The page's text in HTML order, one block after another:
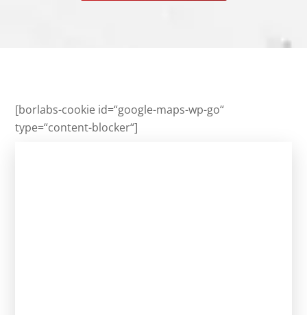
[borlabs-cookie id=“google-maps-wp-go“
type=“content-blocker“]